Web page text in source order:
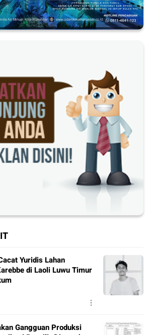
Yuridis Lahan
di Laoli Luwu Timur
Gangguan Produksi